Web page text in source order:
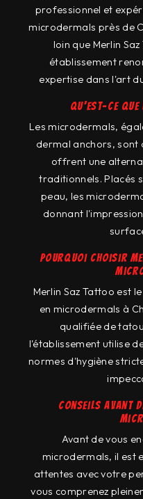
professionnel et
microdermals près de
loin que Merlin
établissement
expertise dans l'art
Qu'est-ce
Les microdermals,
dermal anchors, sont
offrent une
traditionnels. Placés
peau, les
donnant
Pourquoi choisir
Merlin Saz Tattoo est
en microdermals à
qualifiée de
l'établissement utilise
normes d'hygiène
Conseils avant
Avant de vous
microdermals, il est
attentes avec votre
vous comprenez